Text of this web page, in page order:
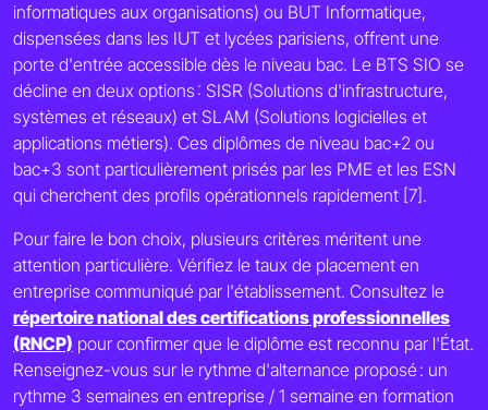
informatiques aux organisations) ou BUT Informatique,
dispensées dans les IUT et lycées parisiens, offrent une
porte d'entrée accessible dès le niveau bac. Le BTS SIO se
décline en deux options : SISR (Solutions d'infrastructure,
systèmes et réseaux) et SLAM (Solutions logicielles et
applications métiers). Ces diplômes de niveau bac+2 ou
bac+3 sont particulièrement prisés par les PME et les ESN
qui cherchent des profils opérationnels rapidement [7].
Pour faire le bon choix, plusieurs critères méritent une
attention particulière. Vérifiez le taux de placement en
entreprise communiqué par l'établissement. Consultez le
répertoire national des certifications professionnelles
(RNCP) pour confirmer que le diplôme est reconnu par l'État.
Renseignez-vous sur le rythme d'alternance proposé : un
rythme 3 semaines en entreprise / 1 semaine en formation